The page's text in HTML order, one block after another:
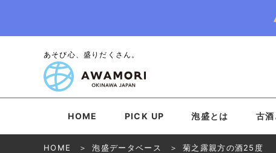
あそび心、盛りだくさん。
HOME PICK UP 泡盛とは 古
HOME 泡盛データベース 菊之露親方の酒25度